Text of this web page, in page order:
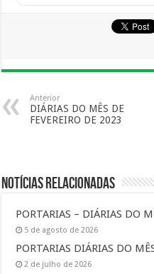
Anterior
DIÁRIAS DO MÊS DE
FEVEREIRO DE 2023
Notícias Relacionadas
PORTARIAS – DIÁRIAS DO
5 de agosto de 2026
PORTARIAS DIÁRIAS DO
2 de julho de 2026